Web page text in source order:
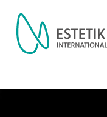
Dil Seçimi